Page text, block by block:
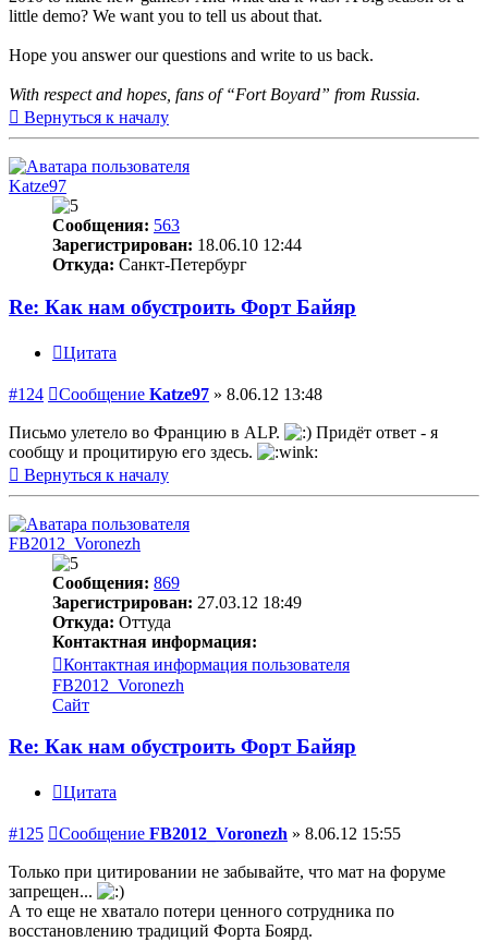
little demo? We want you to tell us about that.
Hope you answer our questions and write to us back.
With respect and hopes, fans of “Fort Boyard” from Russia.
Вернуться к началу
Katze97
Сообщения: 563
Зарегистрирован: 18.06.10 12:44
Откуда: Санкт-Петербург
Re: Как нам обустроить Форт Байяр
Цитата
#124 Сообщение Katze97 » 8.06.12 13:48
Письмо улетело во Францию в ALP.
Придёт ответ - я
сообщу и процитирую его здесь.
Вернуться к началу
FB2012_Voronezh
Сообщения: 869
Зарегистрирован: 27.03.12 18:49
Откуда: Оттуда
Контактная информация:
Контактная информация пользователя
FB2012_Voronezh
Сайт
Re: Как нам обустроить Форт Байяр
Цитата
#125 Сообщение FB2012_Voronezh » 8.06.12 15:55
Только при цитировании не забывайте, что мат на форуме
запрещен...
А то еще не хватало потери ценного сотрудника по
восстановлению традиций Форта Боярд.